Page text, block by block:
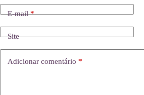
E-mail*
Site
Adicionar comentário *